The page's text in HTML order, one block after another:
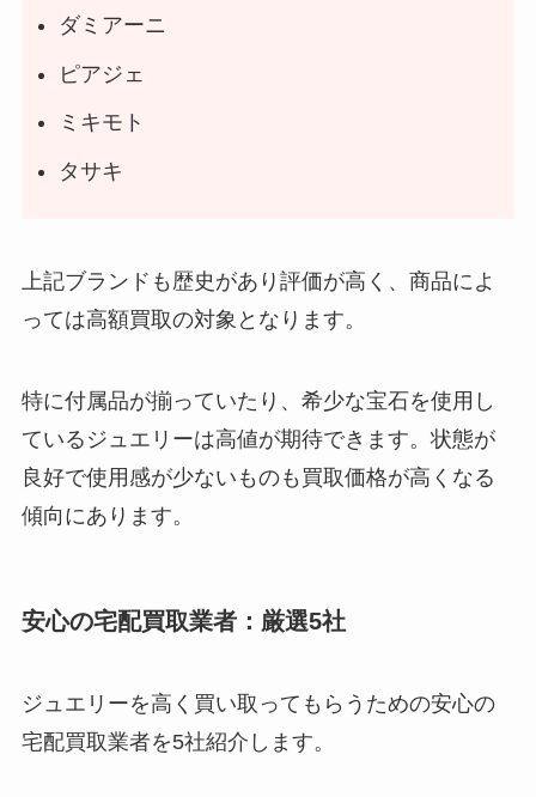
ダミアーニ
ピアジェ
ミキモト
タサキ
上記ブランドも歴史があり評価が高く、商品によ
っては高額買取の対象となります。
特に付属品が揃っていたり、希少な宝石を使用し
ているジュエリーは高値が期待できます。状態が
良好で使用感が少ないものも買取価格が高くなる
傾向にあります。
安心の宅配買取業者：厳選5社
ジュエリーを高く買い取ってもらうための安心の
宅配買取業者を5社紹介します。